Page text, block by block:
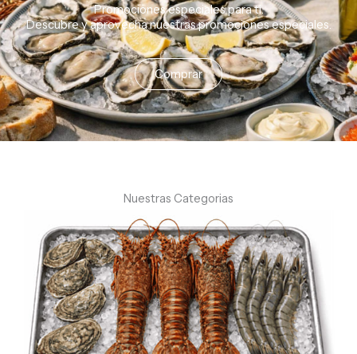
Promociones especiales para ti.
Descubreyaprovechanuestraspromocionesespeciales.
Comprar
Nuestras Categorias